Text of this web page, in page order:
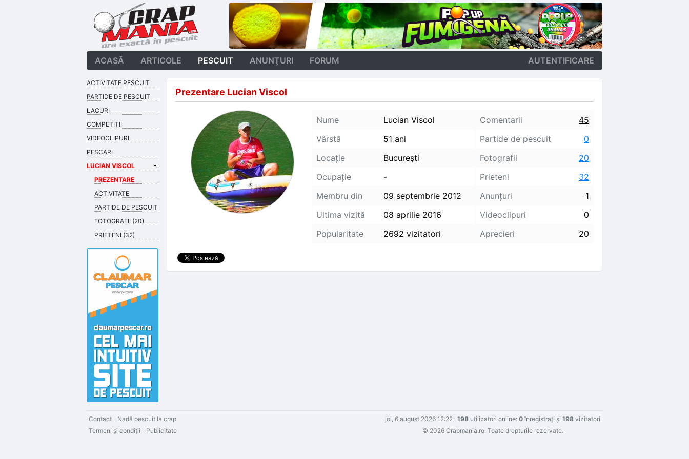
ACASĂ ARTICOLE PESCUIT ANUNŢURI FORUM AUTENTIFICARE
Prezentare Lucian Viscol
Nume
Lucian Viscol
Vârstă
51 ani
Locaţie
Bucureşti
Ocupaţie
-
Membru din
09 septembrie 2012
Ultima vizită
08 aprilie 2016
Popularitate
2692 vizitatori
Comentarii
45
Partide de pescuit
0
Fotografii
20
Prieteni
32
Anunţuri
1
Videoclipuri
0
Aprecieri
20
ACTIVITATE PESCUIT
PARTIDE DE PESCUIT
LACURI
COMPETIŢII
VIDEOCLIPURI
PESCARI
LUCIAN VISCOL
PREZENTARE
ACTIVITATE
PARTIDE DE PESCUIT
FOTOGRAFII (20)
PRIETENI (32)
Contact
Nadă pescuit la crap
Termeni şi condiţii
Publicitate
joi, 6 august 2026 12:22 198 utilizatori online: 0 înregistraţi şi 198 vizitatori
© 2026 Crapmania.ro. Toate drepturile rezervate.